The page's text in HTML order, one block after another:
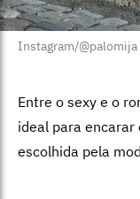
Instagram/@palomija
Entre o sexy e o
ideal para encarar
escolhida pela